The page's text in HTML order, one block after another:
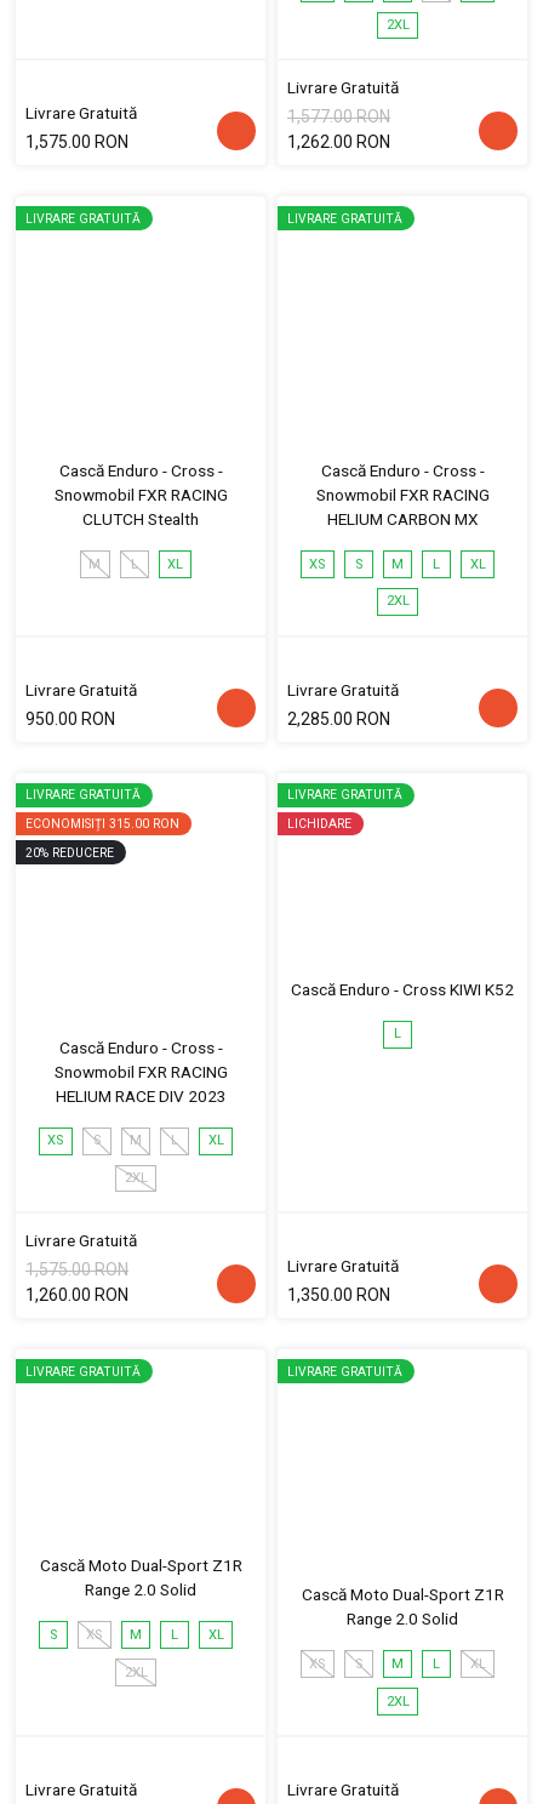
Livrare Gratuită
1,575.00 RON
2XL
Livrare Gratuită
1,577.00 RON
1,262.00 RON
LIVRARE GRATUITĂ
Cască Enduro - Cross -
Snowmobil FXR RACING
CLUTCH Stealth
M L XL
Livrare Gratuită
950.00 RON
LIVRARE GRATUITĂ
Cască Enduro - Cross -
Snowmobil FXR RACING
HELIUM CARBON MX
XS S M L XL
2XL
Livrare Gratuită
2,285.00 RON
LIVRARE GRATUITĂ
ECONOMISIȚI 315.00 RON
20% REDUCERE
Cască Enduro - Cross -
Snowmobil FXR RACING
HELIUM RACE DIV 2023
XS S M L XL
2XL
Livrare Gratuită
1,575.00 RON
1,260.00 RON
LIVRARE GRATUITĂ
LICHIDARE
Cască Enduro - Cross KIWI K52
L
Livrare Gratuită
1,350.00 RON
LIVRARE GRATUITĂ
Cască Moto Dual-Sport Z1R
Range 2.0 Solid
S XS M L XL
2XL
Livrare Gratuită
LIVRARE GRATUITĂ
Cască Moto Dual-Sport Z1R
Range 2.0 Solid
XS S M L XL
2XL
Livrare Gratuită